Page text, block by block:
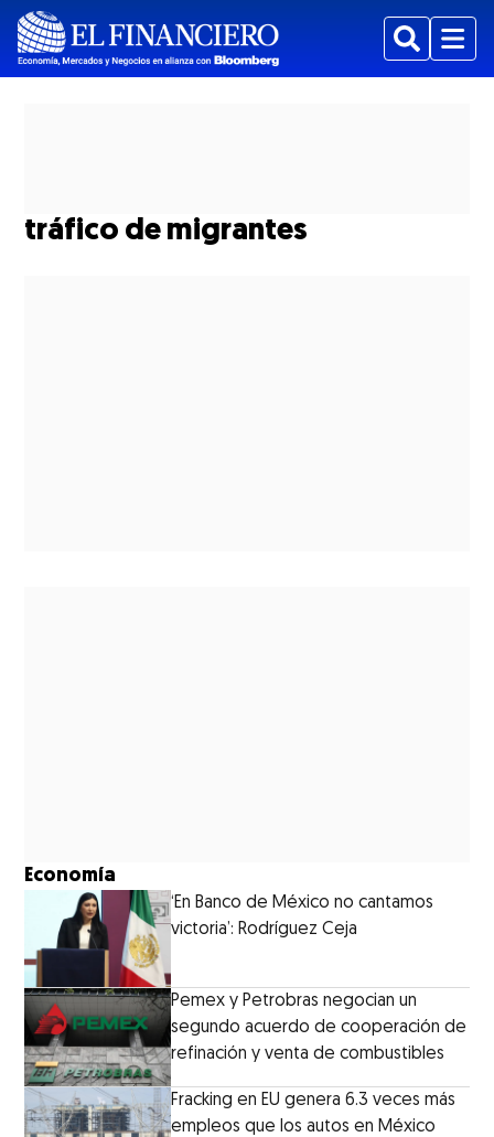
BuscarMenu
tráfico de migrantes
Economía
‘En Banco de México no cantamos
victoria’: Rodríguez Ceja
Pemex y Petrobras negocian un
segundo acuerdo de cooperación de
refinación y venta de combustibles
Fracking en EU genera 6.3 veces más
empleos que los autos en México